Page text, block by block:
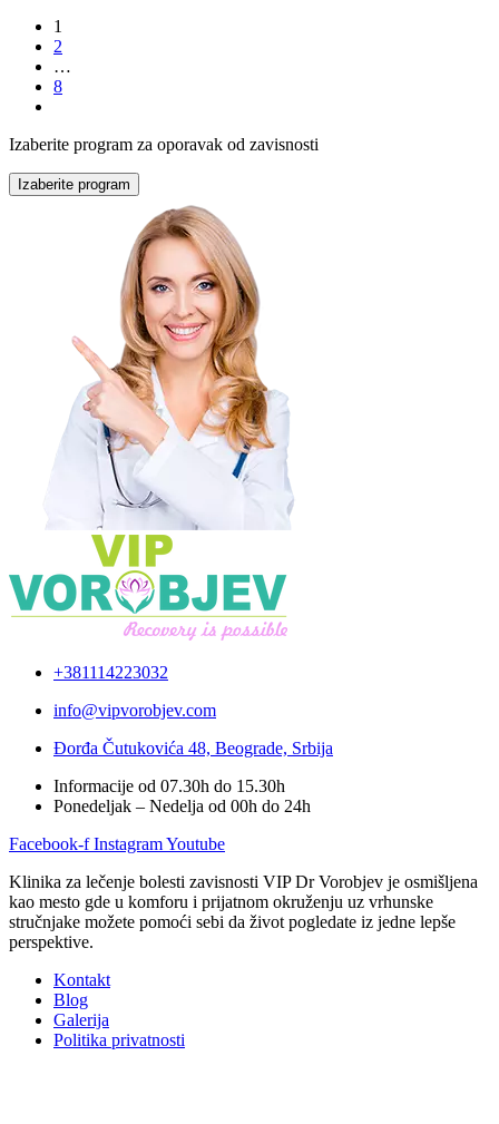
1
2
…
8
Izaberite program za oporavak od zavisnosti
Izaberite program
+381114223032
info@vipvorobjev.com
Đorđa Čutukovića 48, Beograde, Srbija
Informacije od 07.30h do 15.30h
Ponedeljak – Nedelja od 00h do 24h
Facebook-f InstagramYoutube
Klinika za lečenje bolesti zavisnosti VIP Dr Vorobjev je osmišljena
kao mesto gde u komforu i prijatnom okruženju uz vrhunske
stručnjake možete pomoći sebi da život pogledate iz jedne lepše
perspektive.
Kontakt
Blog
Galerija
Politika privatnosti